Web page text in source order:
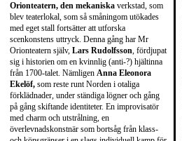
Orionteatern, den mekaniska verkstad, som
blev teaterlokal, som så småningom utökades
med eget stall fortsätter att utforska
scenkonstens uttryck. Denna gång har Mr
Orionteatern själv, Lars Rudolfsson, fördjupat
sig i historien om en kvinnlig (anti-?) hjältinna
från 1700-talet. Nämligen Anna Eleonora
Ekelöf, som reste runt Norden i otaliga
förklädnader, under ständiga lögner och gång
på gång skiftande identiteter. En improvisatör
med charm och utstrålning, en
överlevnadskonstnär som bortsåg från klass-